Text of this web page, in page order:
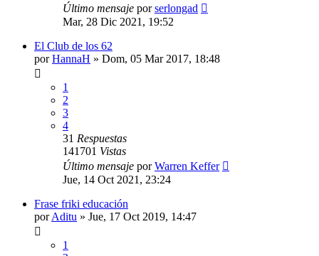
Último mensaje porserlongad
Mar, 28 Dic 2021, 19:52
El Club de los 62
porHannaH » Dom, 05 Mar 2017, 18:48
1
2
3
4
31 Respuestas
141701 Vistas
Último mensaje porWarren Keffer
Jue, 14 Oct 2021, 23:24
Frase friki educación
porAditu » Jue, 17 Oct 2019, 14:47
1